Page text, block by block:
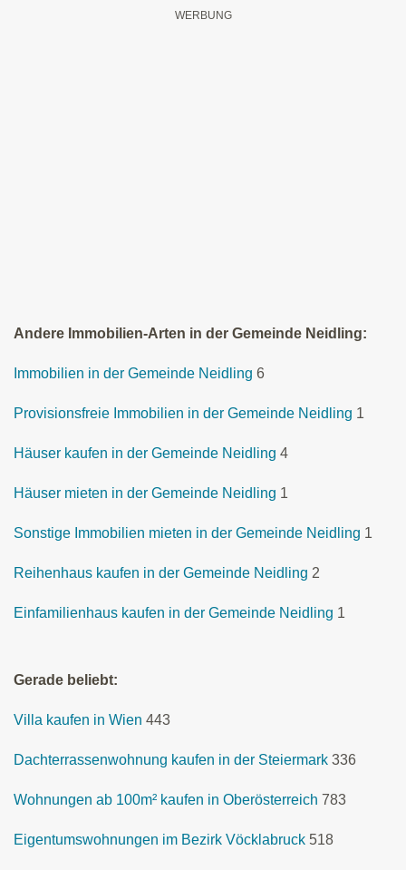
Andere Immobilien-Arten in der Gemeinde Neidling:
Immobilien in der Gemeinde Neidling 6
Provisionsfreie Immobilien in der Gemeinde Neidling 1
Häuser kaufen in der Gemeinde Neidling 4
Häuser mieten in der Gemeinde Neidling 1
Sonstige Immobilien mieten in der Gemeinde Neidling 1
Reihenhaus kaufen in der Gemeinde Neidling 2
Einfamilienhaus kaufen in der Gemeinde Neidling 1
Gerade beliebt:
Villa kaufen in Wien 443
Dachterrassenwohnung kaufen in der Steiermark 336
Wohnungen ab 100m² kaufen in Oberösterreich 783
Eigentumswohnungen im Bezirk Vöcklabruck 518